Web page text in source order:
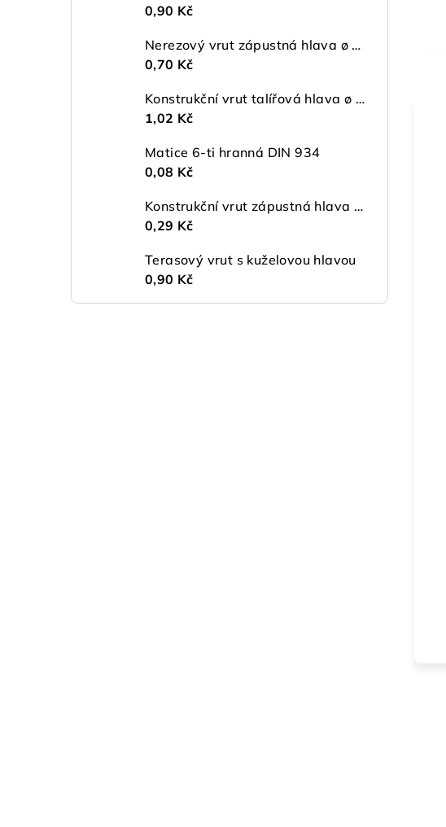
0,90 Kč
Nerezový vrut zápustná hlava ø 5 mm TORX A2
0,70 Kč
Konstrukční vrut talířová hlava ø 5 TX25 ZŽ
1,02 Kč
Matice 6-ti hranná DIN 934
0,08 Kč
Konstrukční vrut zápustná hlava ø 4,5 TX20 ZŽ
0,29 Kč
Terasový vrut s kuželovou hlavou
0,90 Kč